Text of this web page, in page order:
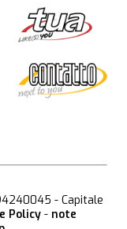
- Capitale
Policy - note